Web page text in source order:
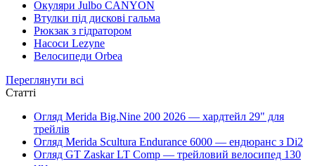
Окуляри Julbo CANYON
Втулки під дискові гальма
Рюкзак з гідратором
Насоси Lezyne
Велосипеди Orbea
Переглянути всі
Статті
Огляд Merida Big.Nine 200 2026 — хардтейл 29" для
трейлів
Огляд Merida Scultura Endurance 6000 — ендюранс з Di2
Огляд GT Zaskar LT Comp — трейловий велосипед 130